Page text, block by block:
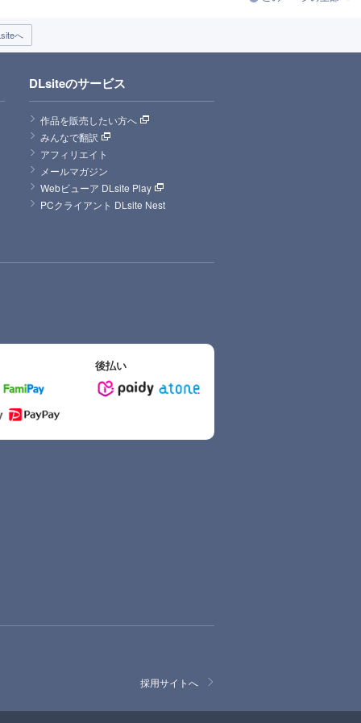
へ
DLsiteのサービス
作品を販売したい方へ
みんなで翻訳
アフィリエイト
メールマガジン
Webビューア DLsite Play
PCクライアント DLsite Nest
後払い
採用サイトへ